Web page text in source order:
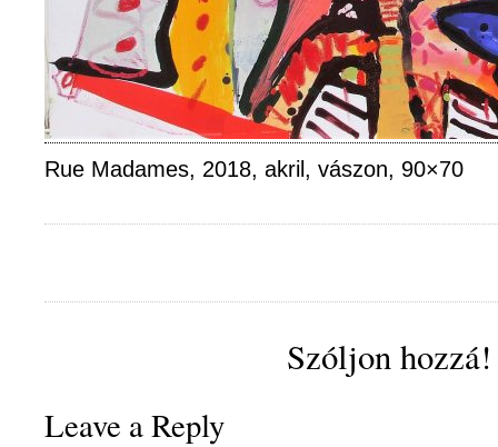
Rue Madames, 2018, akril, vászon, 90×70
Szóljon hozzá!
Leave a Reply